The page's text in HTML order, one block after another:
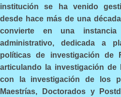
institución se ha venido
desde hace más de una
convierte en una
administrativo, dedicada a
políticas de investigación de
articulando la investigación de
con la investigación de los
Maestrías, Doctorados y